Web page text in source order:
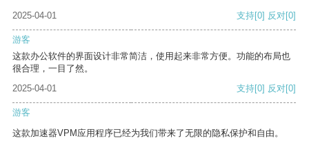
2025-04-01 支持[0] 反对[0]
游客
这款办公软件的界面设计非常简洁，使用起来非常方便。功能的布局也
很合理，一目了然。
2025-04-01
支持[0] 反对[0]
游客
这款加速器VPM应用程序已经为我们带来了无限的隐私保护和自由。